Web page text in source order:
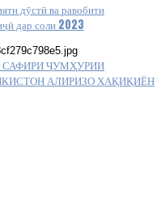
дӯстӣ ва равобити
дар соли 2023
ҶУМҲУРИИ
АЛИРИЗО ҲАҚИҚИЁН